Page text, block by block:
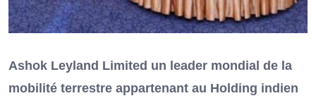
Ashok Leyland Limited un leader mondial de la
mobilité terrestre appartenant au Holding indien